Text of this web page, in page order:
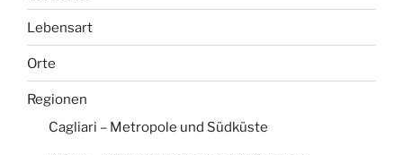
Lebensart
Orte
Regionen
Cagliari – Metropole und Südküste